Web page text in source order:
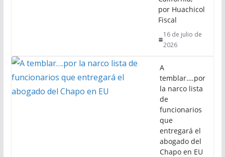
por Huachicol
Fiscal
16 de julio de
2026
A
temblar….por
la narco lista
de
funcionarios
que
entregará el
abogado del
Chapo en EU